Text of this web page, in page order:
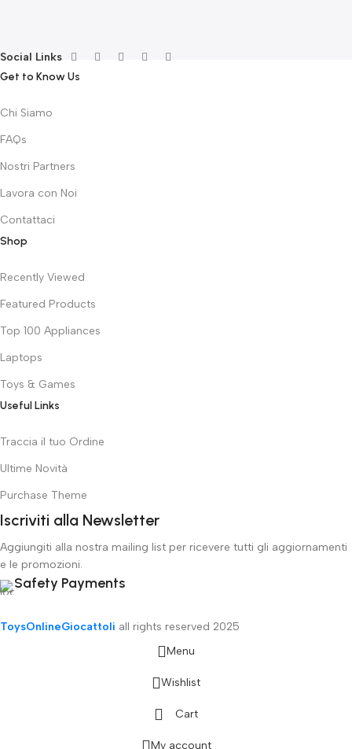
Social Links
Get to Know Us
Chi Siamo
FAQs
Nostri Partners
Lavora con Noi
Contattaci
Shop
Recently Viewed
Featured Products
Top 100 Appliances
Laptops
Toys & Games
Useful Links
Traccia il tuo Ordine
Ultime Novità
Purchase Theme
Iscriviti alla Newsletter
Aggiungiti alla nostra mailing list per ricevere tutti gli aggiornamenti
e le promozioni.
Safety Payments
ToysOnlineGiocattoli all rights reserved 2025
Menu
Wishlist
Cart
My account